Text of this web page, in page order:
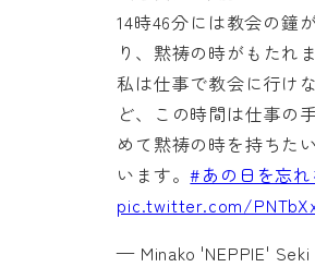
14時46分には教会の鐘
り、黙祷の時がもたれま
私は仕事で教会に行け
ど、この時間は仕事の
めて黙祷の時を持ちた
います。#あの日を忘
pic.twitter.com/
— Minako 'NEPPIE' Seki